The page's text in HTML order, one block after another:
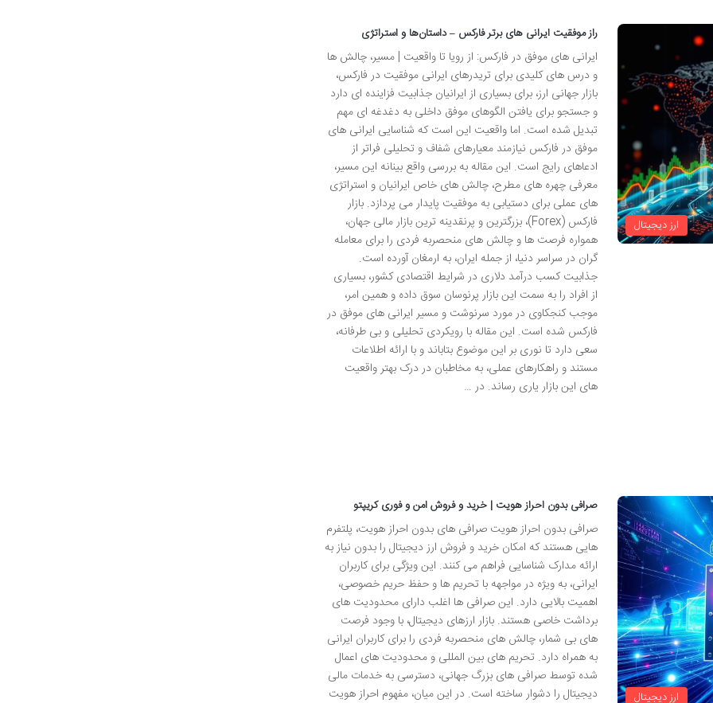
ارز دیجیتال
راز موفقیت ایرانی های برتر فارکس – داستان‌ها و استراتژی
ایرانی های موفق در فارکس: از رویا تا واقعیت | مسیر، چالش ها
و درس های کلیدی برای تریدرهای ایرانی موفقیت در فارکس،
بازار جهانی ارز، برای بسیاری از ایرانیان جذابیت فزاینده ای دارد
و جستجو برای یافتن الگوهای موفق داخلی به دغدغه ای مهم
تبدیل شده است. اما واقعیت این است که شناسایی ایرانی های
موفق در فارکس نیازمند معیارهای شفاف و تحلیلی فراتر از
ادعاهای رایج است. این مقاله به بررسی واقع بینانه این مسیر،
معرفی چهره های مطرح، چالش های خاص ایرانیان و استراتژی
های عملی برای دستیابی به موفقیت پایدار می پردازد. بازار
فارکس (Forex)، بزرگترین و پرنقدینه ترین بازار مالی جهان،
همواره فرصت ها و چالش های منحصربه فردی را برای معامله
گران در سراسر دنیا، از جمله ایران، به ارمغان آورده است.
جذابیت کسب درآمد دلاری در شرایط اقتصادی کشور، بسیاری
از افراد را به سمت این بازار پرنوسان سوق داده و همین امر،
موجب کنجکاوی در مورد سرنوشت و مسیر ایرانی های موفق در
فارکس شده است. این مقاله با رویکردی تحلیلی و بی طرفانه،
سعی دارد تا نوری بر این موضوع بتاباند و با ارائه اطلاعات
مستند و راهکارهای عملی، به مخاطبان در درک بهتر واقعیت
های این بازار یاری رساند. در …
ارز دیجیتال
صرافی بدون احراز هویت | خرید و فروش امن و فوری کریپتو
صرافی بدون احراز هویت صرافی های بدون احراز هویت، پلتفرم
هایی هستند که امکان خرید و فروش ارز دیجیتال را بدون نیاز به
ارائه مدارک شناسایی فراهم می کنند. این ویژگی برای کاربران
ایرانی، به ویژه در مواجهه با تحریم ها و حفظ حریم خصوصی،
اهمیت بالایی دارد. این صرافی ها اغلب دارای محدودیت های
برداشت خاصی هستند. بازار ارزهای دیجیتال، با وجود فرصت
های بی شمار، چالش های منحصربه فردی را برای کاربران ایرانی
به همراه دارد. تحریم های بین المللی و محدودیت های اعمال
شده توسط صرافی های بزرگ جهانی، دسترسی به خدمات مالی
دیجیتال را دشوار ساخته است. در این میان، مفهوم احراز هویت